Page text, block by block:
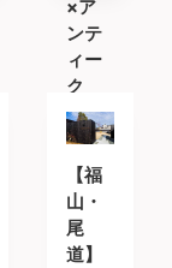
×ア
ンテ
ィー
ク
【福
山・
尾
道】